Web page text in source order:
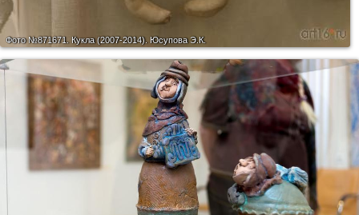
Фото №871671. Кукла (2007-2014). Юсупова Э.К.